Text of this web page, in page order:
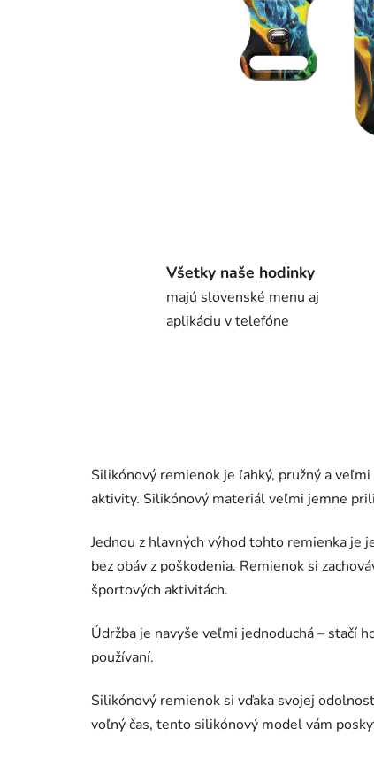
Všetky naše hodinky
majú slovenské menu aj
aplikáciu v telefóne
Silikónový remienok je ľahký, pružný a
aktivity. Silikónový materiál veľmi jemne
Jednou z hlavných výhod tohto remienka je
bez obáv z poškodenia. Remienok si
športových aktivitách.
Údržba je navyše veľmi jednoduchá – stačí
používaní.
Silikónový remienok si vďaka svojej
voľný čas, tento silikónový model vám